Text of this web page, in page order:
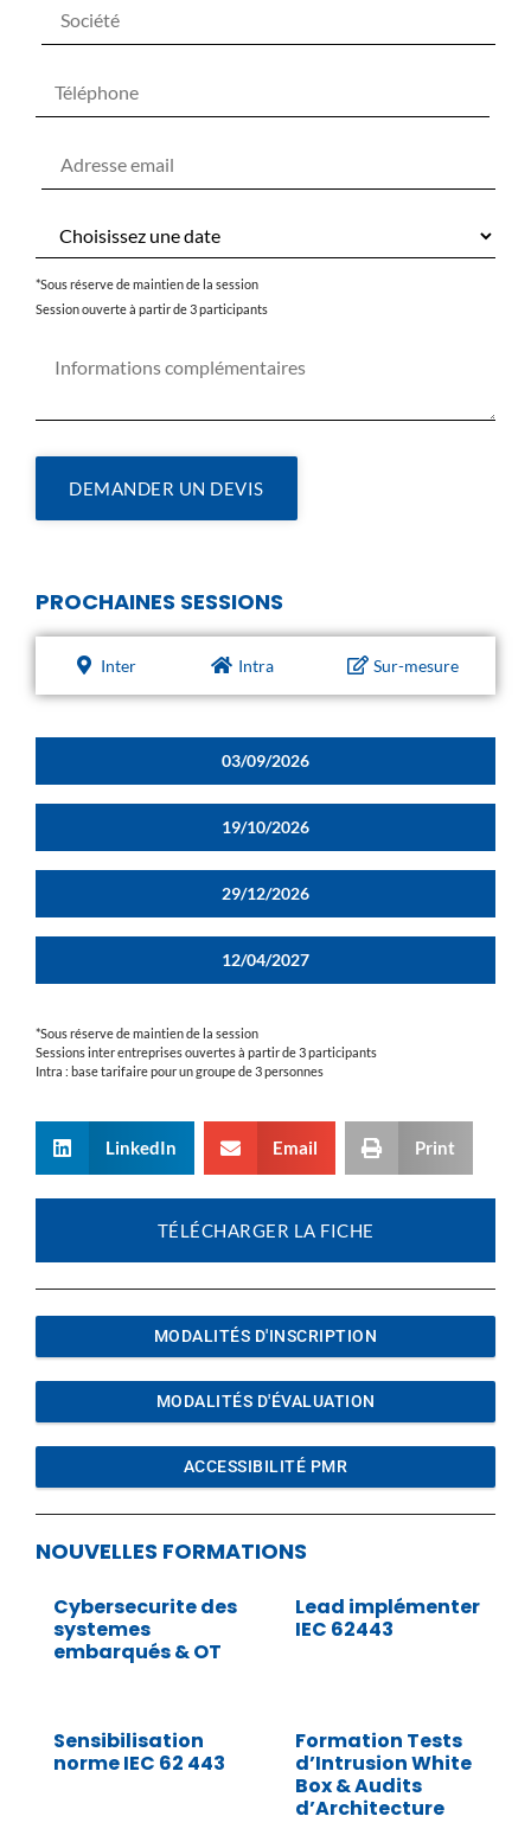
*Sous réserve de maintien de la session
Session ouverte à partir de 3 participants
DEMANDER UN DEVIS
PROCHAINES SESSIONS
Inter Intra Sur-mesure
03/09/2026
19/10/2026
29/12/2026
12/04/2027
*Sous réserve de maintien de la session
Sessions inter entreprises ouvertes à partir de 3 participants
Intra : base tarifaire pour un groupe de 3 personnes
LinkedIn Email Print
TÉLÉCHARGER LA FICHE
MODALITÉS D'INSCRIPTION
MODALITÉS D'ÉVALUATION
ACCESSIBILITÉ PMR
NOUVELLES FORMATIONS
Cybersecurite des
systemes
embarqués & OT
Lead implémenter
IEC 62443
Sensibilisation
norme IEC 62 443
Formation Tests
d’Intrusion White
Box & Audits
d’Architecture